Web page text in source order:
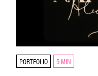
PORTFOLIO 5 MIN